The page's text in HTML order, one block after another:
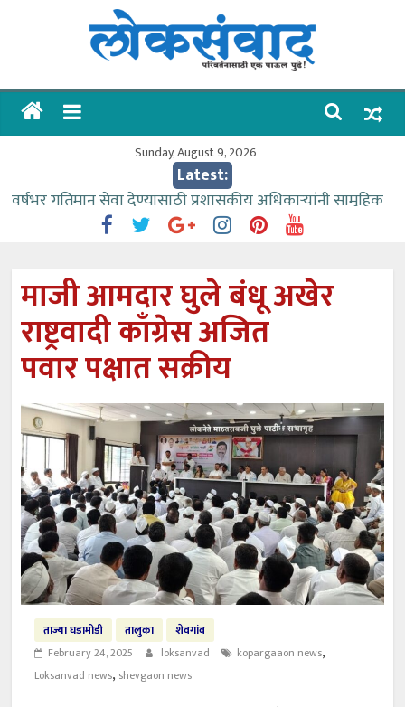
लोकसंवाद
ताज्या
Sunday, August 9, 2026
Latest:
वर्षभर गतिमान सेवा देण्यासाठी प्रशासकीय अधिकाऱ्यांनी सामुहिक
प्रयत्न करावे – आमदार काळे
आत्मामालिक गुरूकूलाचे २२८ विद्यार्थी शिष्यवृत्तीस पात्र
ईच्छा आणि मेहनतीच्या बळावर यश मिळवता येते – शिवप्रसाद
पंडोरे
आमदार आशुतोष काळे यांचा वाढदिवस विविध सामाजिक
उपक्रमांनी साजरा
माजी आमदार घुले बंधू अखेर
राष्ट्रवादी काँग्रेस अजित
पवार पक्षात सक्रीय
ताज्या घडामोडी तालुका
शेवगांव
February 24, 2025
loksanvad kopargaaon news,
Loksanvad news, shevgaon news